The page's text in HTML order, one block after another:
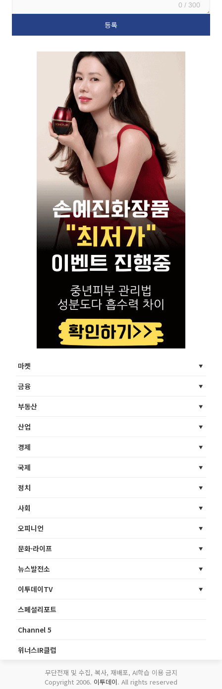
0 / 300
마켓
금융
부동산
산업
경제
국제
정치
사회
오피니언
문화·라이프
뉴스발전소
이투데이TV
스페셜리포트
Channel 5
위너스IR클럽
무단전재 및 수집, 복사, 재배포, AI학습 이용 금지
Copyright 2006. 이투데이. All rights reserved